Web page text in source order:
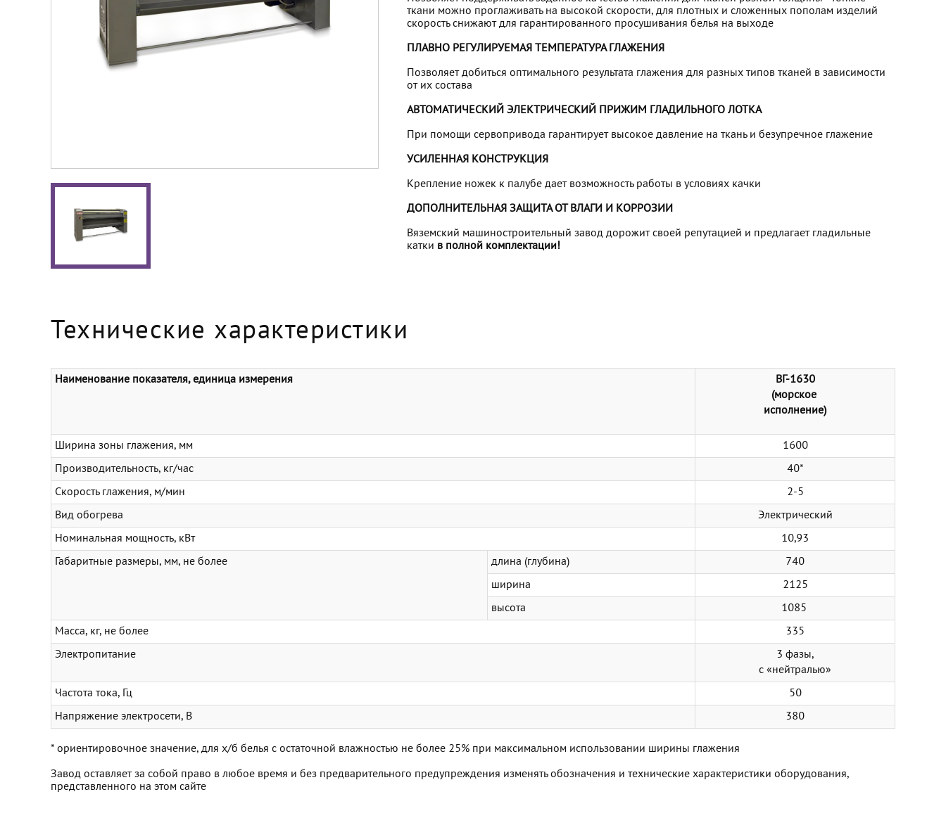
ткани можно проглаживать на высокой скорости, для плотных и сложенных пополам изделий
скорость снижают для гарантированного просушивания белья на выходе
ПЛАВНО РЕГУЛИРУЕМАЯ ТЕМПЕРАТУРА ГЛАЖЕНИЯ
Позволяет добиться оптимального результата глажения для разных типов тканей в зависимости
от их состава
АВТОМАТИЧЕСКИЙ ЭЛЕКТРИЧЕСКИЙ ПРИЖИМ ГЛАДИЛЬНОГО ЛОТКА
При помощи сервопривода гарантирует высокое давление на ткань и безупречное глажение
УСИЛЕННАЯ КОНСТРУКЦИЯ
Крепление ножек к палубе дает возможность работы в условиях качки
ДОПОЛНИТЕЛЬНАЯ ЗАЩИТА ОТ ВЛАГИ И КОРРОЗИИ
Вяземский машиностроительный завод дорожит своей репутацией и предлагает гладильные
катки в полной комплектации!
Технические характеристики
Наименование показателя, единица измерения
ВГ-1630
(морское
исполнение)
Ширина зоны глажения, мм 1600
Производительность, кг/час 40*
Скорость глажения, м/мин 2-5
Вид обогрева Электрический
Номинальная мощность, кВт 10,93
Габаритные размеры, мм, не более длина (глубина) 740
ширина 2125
высота 1085
Масса, кг, не более 335
Электропитание
3 фазы,
с «нейтралью»
Частота тока, Гц 50
Напряжение электросети, В 380
* ориентировочное значение, для х/б белья с остаточной влажностью не более 25% при максимальном использовании ширины глажения
Завод оставляет за собой право в любое время и без предварительного предупреждения изменять обозначения и технические характеристики оборудования,
представленного на этом сайте